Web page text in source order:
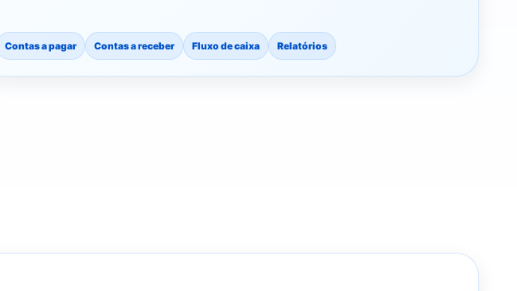
Contas a pagar Contas a receber Fluxo de caixa Relatórios